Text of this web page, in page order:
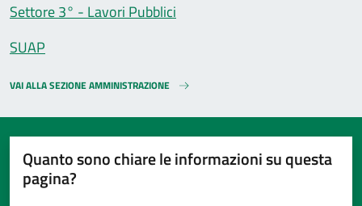
Settore 3° - Lavori Pubblici
SUAP
VAI ALLA SEZIONE AMMINISTRAZIONE
Quanto sono chiare le informazioni su questa
pagina?